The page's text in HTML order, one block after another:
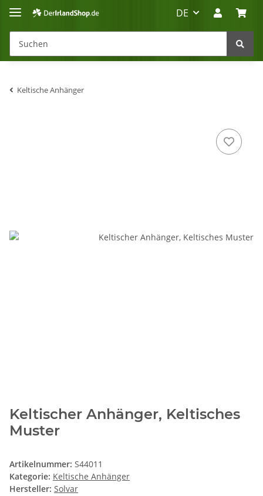
DE
Keltische Anhänger
Keltischer Anhänger, Keltisches
Muster
Artikelnummer: S44011
Kategorie: Keltische Anhänger
Hersteller: Solvar